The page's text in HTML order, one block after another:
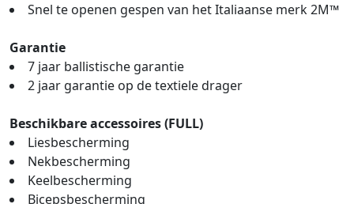
Snel te openen gespen van het Italiaanse merk 2M™
Garantie
7 jaar ballistische garantie
2 jaar garantie op de textiele drager
Beschikbare accessoires (FULL)
Liesbescherming
Nekbescherming
Keelbescherming
Bicepsbescherming